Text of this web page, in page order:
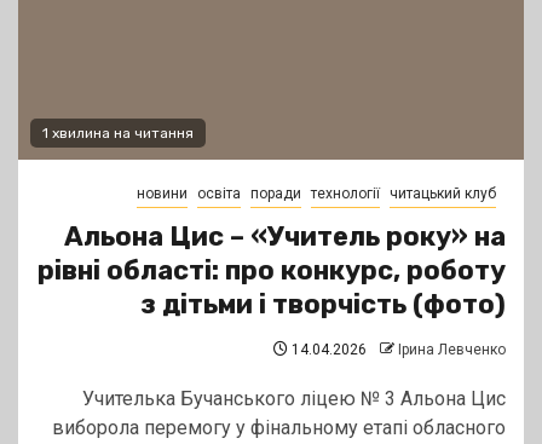
1 хвилина на читання
новини освіта поради технології читацький клуб
Альона Цис – «Учитель року» на
рівні області: про конкурс, роботу
з дітьми і творчість (фото)
14.04.2026 Ірина Левченко
Учителька Бучанського ліцею № 3 Альона Цис
виборола перемогу у фінальному етапі обласного